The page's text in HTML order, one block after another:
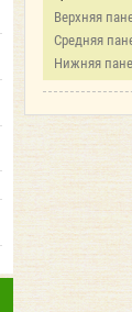
Верхняя
Средняя
Нижняя